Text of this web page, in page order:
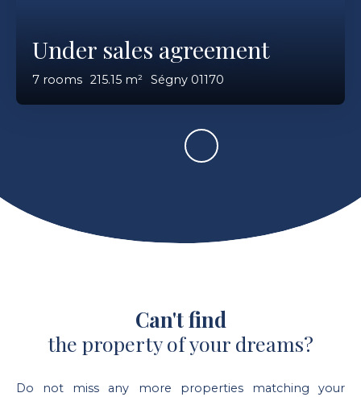
Under sales agreement
7 rooms 215.15 m² Ségny 01170
Can't find
the property of your dreams?
Do not miss any more properties matching your